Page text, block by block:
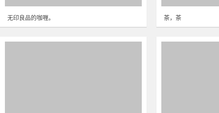
无印良品的咖喱。 茶，茶